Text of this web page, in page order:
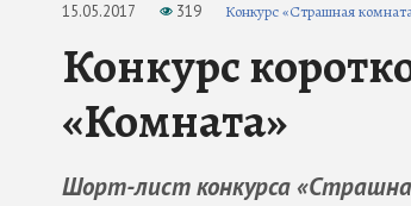
15.05.2017 319 Конкурс «Страшная
Конкурс
«Комната»
Шорт-лист конкурса